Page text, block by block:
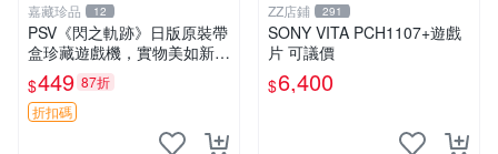
嘉藏珍品 12
PSV《閃之軌跡》日版原裝帶
盒珍藏遊戲機，實物美如新，
嚴選推薦 閃之軌跡 日版 PSV
原裝帶盒
$449 87折
折扣碼
ZZ店鋪 291
SONY VITA PCH1107+遊戲
片 可議價
$6,400